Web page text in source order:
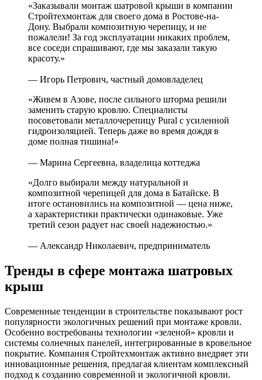
«Заказывали монтаж шатровой крыши в компании
Стройтехмонтаж для своего дома в Ростове-на-
Дону. Выбрали композитную черепицу, и не
пожалели! За год эксплуатации никаких проблем,
все соседи спрашивают, где мы заказали такую
красоту.»
— Игорь Петрович, частный домовладелец
«Живем в Азове, после сильного шторма решили
заменить старую кровлю. Специалисты
посоветовали металлочерепицу Pural с усиленной
гидроизоляцией. Теперь даже во время дождя в
доме полная тишина!»
— Марина Сергеевна, владелица коттеджа
«Долго выбирали между натуральной и
композитной черепицей для дома в Батайске. В
итоге остановились на композитной — цена ниже,
а характеристики практически одинаковые. Уже
третий сезон радует нас своей надежностью.»
— Александр Николаевич, предприниматель
Тренды в сфере монтажа шатровых
крыш
Современные тенденции в строительстве показывают рост
популярности экологичных решений при монтаже кровли.
Особенно востребованы технологии «зеленой» кровли и
системы солнечных панелей, интегрированные в кровельное
покрытие. Компания Стройтехмонтаж активно внедряет эти
инновационные решения, предлагая клиентам комплексный
подход к созданию современной и экологичной кровли.